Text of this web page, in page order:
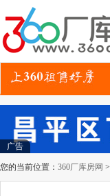
广告
您的当前位置： 360厂库房网